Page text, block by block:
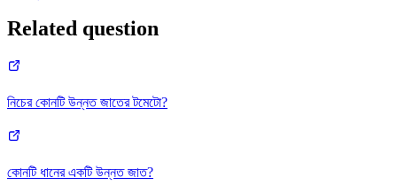
Related question
নিচের কোনটি উন্নত জাতের টমেটো?
কোনটি ধানের একটি উন্নত জাত?